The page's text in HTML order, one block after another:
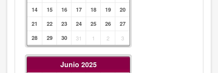
14
15 16 17 18 19
20
21
22 23 24 25 26
27
28
29 30 31 1 2 3
Junio 2025